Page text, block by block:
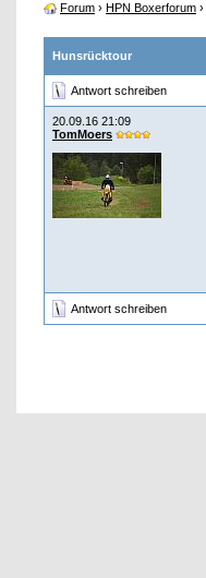
Forum › HPN Boxerforum ›
Hunsrücktour
Antwort schreiben
20.09.16 21:09
TomMoers
Antwort schreiben